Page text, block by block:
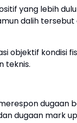
yang lebih
dalih
objektif kondisi
teknis.
dugaan mark